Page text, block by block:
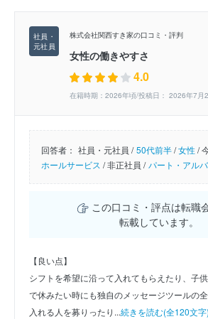
株式会社関西すき家の口コミ・評判
女性の働きやすさ
4.0
在籍時期：2026年頃/投稿日： 2026年7月
回答者： 社員・元社員 / 50代前半/女性/
ホールサービス /非正社員 / パート・アル
この口コミ・評点は転職
転載しています。
【良い点】
シフトを希望に沿って入れてもらえたり、子
で休みたい時にも独自のメッセージツールの
入れる人を募りったり...続きを読む(全120文字)